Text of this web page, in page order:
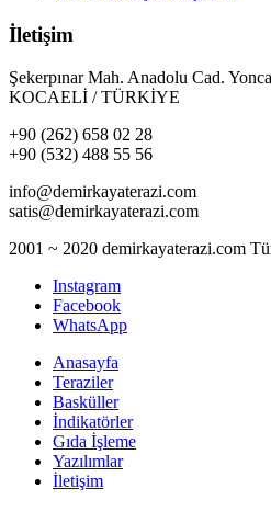
İletişim
Şekerpınar Mah. Anadolu Cad.
KOCAELİ / TÜRKİYE
+90 (262) 658 02 28
+90 (532) 488 55 56
info@demirkayaterazi.com
satis@demirkayaterazi.com
2001 ~ 2020 demirkayaterazi.com
Instagram
Facebook
WhatsApp
Anasayfa
Teraziler
Basküller
İndikatörler
Gıda İşleme
Yazılımlar
İletişim